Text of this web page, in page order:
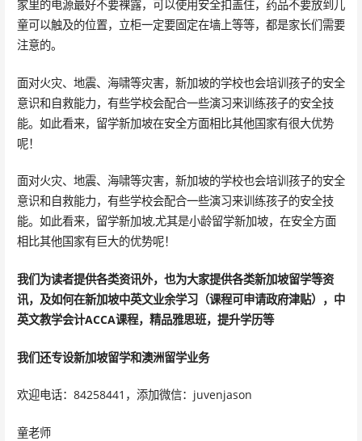
家里的电源最好不要裸露，可以使用安全扣盖住，药品不要放到儿
童可以触及的位置，立柜一定要固定在墙上等等，都是家长们需要
注意的。
面对火灾、地震、海啸等灾害，新加坡的学校也会培训孩子的安全
意识和自救能力，有些学校会配合一些演习来训练孩子的安全技
能。如此看来，留学新加坡在安全方面相比其他国家有很大优势
呢！
面对火灾、地震、海啸等灾害，新加坡的学校也会培训孩子的安全
意识和自救能力，有些学校会配合一些演习来训练孩子的安全技
能。如此看来，留学新加坡,尤其是小龄留学新加坡，在安全方面
相比其他国家有巨大的优势呢！
我们为读者提供各类资讯外，也为大家提供各类新加坡留学等资
讯， 及如何在新加坡中英文业余学习（课程可申请政府津贴）， 中
英文教学会计ACCA课程，精品雅思班，提升学历等
我们还专设新加坡留学和澳洲留学业务
欢迎电话：84258441，添加微信：juvenjason
童老师